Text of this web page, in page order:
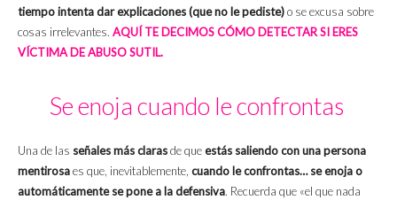
tiempo intenta dar explicaciones (que no le pediste)o se excusa sobre
cosas irrelevantes. AQUÍ TE DECIMOS CÓMO DETECTAR SI ERES
VÍCTIMA DE ABUSO SUTIL.
Se enoja cuando le confrontas
Una de las señales más clarasde queestás saliendo con una persona
mentirosaes que, inevitablemente, cuando le confrontas… se enoja o
automáticamente se pone a la defensiva. Recuerda que «el que nada